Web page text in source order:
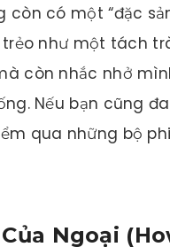
còn có một “đặc
như một tách
còn nhắc nhở
Nếu bạn cũng
qua những bộ
Của Ngoại